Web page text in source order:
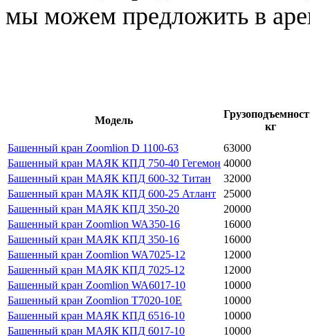
мы можем предложить в
Модель
кг
Башенный кран Zoomlion D 1100-63
63000
Башенный кран МАЯК КПД 750-40 Гегемон 40000
Башенный кран МАЯК КПД 600-32 Титан
32000
Башенный кран МАЯК КПД 600-25 Атлант
25000
Башенный кран МАЯК КПД 350-20
20000
Башенный кран Zoomlion WA350-16
16000
Башенный кран МАЯК КПД 350-16
16000
Башенный кран Zoomlion WA7025-12
12000
Башенный кран МАЯК КПД 7025-12
12000
Башенный кран Zoomlion WA6017-10
10000
Башенный кран Zoomlion T7020-10E
10000
Башенный кран МАЯК КПД 6516-10
10000
Башенный кран МАЯК КПД 6017-10
10000